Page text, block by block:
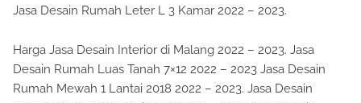
Jasa Desain Rumah Leter L 3 Kamar 2022 – 2023.
Harga Jasa Desain Interior di Malang 2022 – 2023. Jasa
Desain Rumah Luas Tanah 7×12 2022 – 2023 Jasa Desain
Rumah Mewah 1 Lantai 2018 2022 – 2023. Jasa Desain